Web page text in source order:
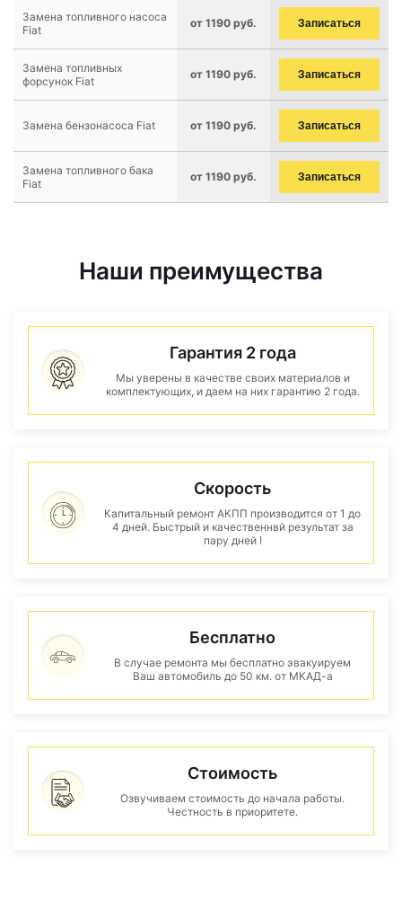
Замена топливного насоса
Fiat
от 1190 руб. Записаться
Замена топливных
форсунок Fiat
от 1190 руб. Записаться
Замена бензонасоса Fiat от 1190 руб. Записаться
Замена топливного бака
Fiat
от 1190 руб. Записаться
Наши преимущества
Гарантия 2 года
Мы уверены в качестве своих материалов и
комплектующих, и даем на них гарантию 2 года.
Скорость
Капитальный ремонт АКПП производится от 1 до
4 дней. Быстрый и качественнвй результат за
пару дней !
Бесплатно
В случае ремонта мы бесплатно эвакуируем
Ваш автомобиль до 50 км. от МКАД-а
Стоимость
Озвучиваем стоимость до начала работы.
Честность в приоритете.